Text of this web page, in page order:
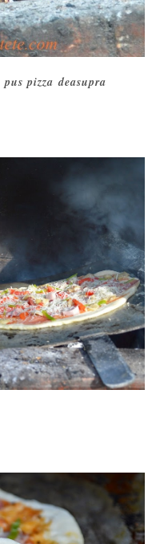
pizza deasupra